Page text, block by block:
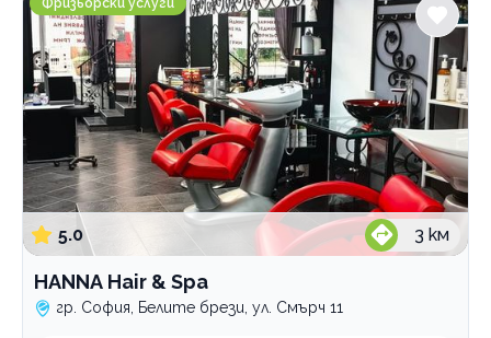
Фризьорски услуги
5.0 3 км
HANNА Hair & Spa
гр. София, Белите брези, ул. Смърч 11